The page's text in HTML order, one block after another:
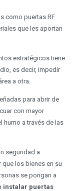
como puertas RF
que les aportan
estratégicos tiene
es decir, impedir
a otra.
para abrir de
con mayor
humo a través de las
seguridad a
los bienes en su
se pongan a
instalar puertas